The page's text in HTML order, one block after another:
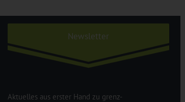
Newsletter
Aktuelles aus erster Hand zu grenz-